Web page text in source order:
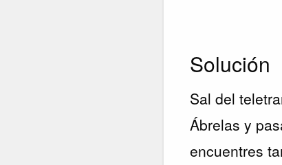
Solución
Sal del
Ábrelas y
encuentres